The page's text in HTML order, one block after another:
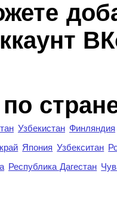
Узбекистан Финляндия
Япония Узбекситан
Республика Дагестан